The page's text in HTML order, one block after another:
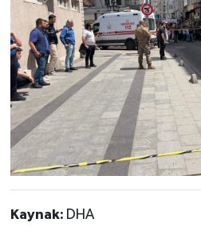
Kaynak: DHA